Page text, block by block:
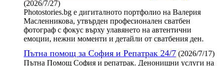
(2026/7/27)
Photostories.bg е дигиталното портфолио на Валерия
Масленникова, утвърден професионален сватбен
фотограф с фокус върху улавянето на автентични
емоции, нежни моменти и детайли от сватбения ден.
Пътна помощ за София и Репатрак 24/7 (2026/7/17)
Пътна Помощ София и репатрак. Денонищни услуги на